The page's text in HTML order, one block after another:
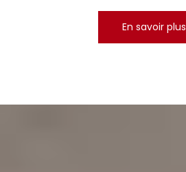
En savoir plus